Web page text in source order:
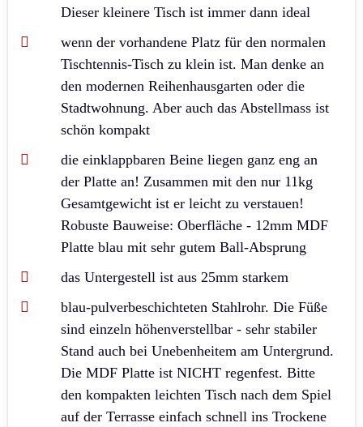
Dieser kleinere Tisch ist immer dann ideal
wenn der vorhandene Platz für den normalen
Tischtennis-Tisch zu klein ist. Man denke an
den modernen Reihenhausgarten oder die
Stadtwohnung. Aber auch das Abstellmass ist
schön kompakt
die einklappbaren Beine liegen ganz eng an
der Platte an! Zusammen mit den nur 11kg
Gesamtgewicht ist er leicht zu verstauen!
Robuste Bauweise: Oberfläche - 12mm MDF
Platte blau mit sehr gutem Ball-Absprung
das Untergestell ist aus 25mm starkem
blau-pulverbeschichteten Stahlrohr. Die Füße
sind einzeln höhenverstellbar - sehr stabiler
Stand auch bei Unebenheitem am Untergrund.
Die MDF Platte ist NICHT regenfest. Bitte
den kompakten leichten Tisch nach dem Spiel
auf der Terrasse einfach schnell ins Trockene